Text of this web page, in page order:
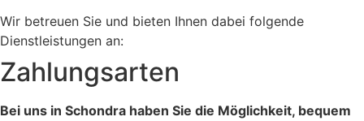
Wir betreuen Sie und bieten Ihnen dabei folgende
Dienstleistungen an:
Zahlungsarten
Bei uns in Schondra haben Sie die Möglichkeit, bequem